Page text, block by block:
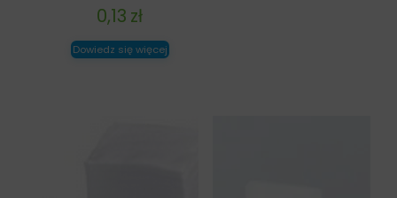
0,13 zł
Dowiedz się więcej